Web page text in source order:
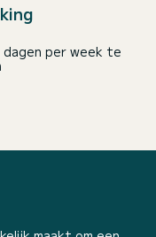
dagen per week te